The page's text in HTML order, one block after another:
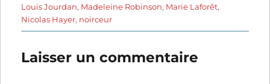
Louis Jourdan, Madeleine Robinson, Marie Laforêt,
Nicolas Hayer, noirceur
Laisser un commentaire